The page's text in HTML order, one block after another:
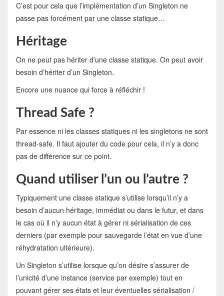
C’est pour cela que l’implémentation d’un Singleton ne
passe pas forcément par une classe statique…
Héritage
On ne peut pas hériter d’une classe statique. On peut avoir
besoin d’hériter d’un Singleton.
Encore une nuance qui force à réfléchir !
Thread Safe ?
Par essence ni les classes statiques ni les singletons ne sont
thread-safe. Il faut ajouter du code pour cela, il n’y a donc
pas de différence sur ce point.
Quand utiliser l’un ou l’autre ?
Typiquement une classe statique s’utilise lorsqu’il n’y a
besoin d’aucun héritage, immédiat ou dans le futur, et dans
le cas où il n’y aucun état à gérer ni sérialisation de ces
derniers (par exemple pour sauvegarde l’état en vue d’une
réhydratation ultérieure).
Un Singleton s’utilise lorsque qu’on désire s’assurer de
l’unicité d’une instance (service par exemple) tout en
pouvant gérer ses états et leur éventuelles sérialisation /